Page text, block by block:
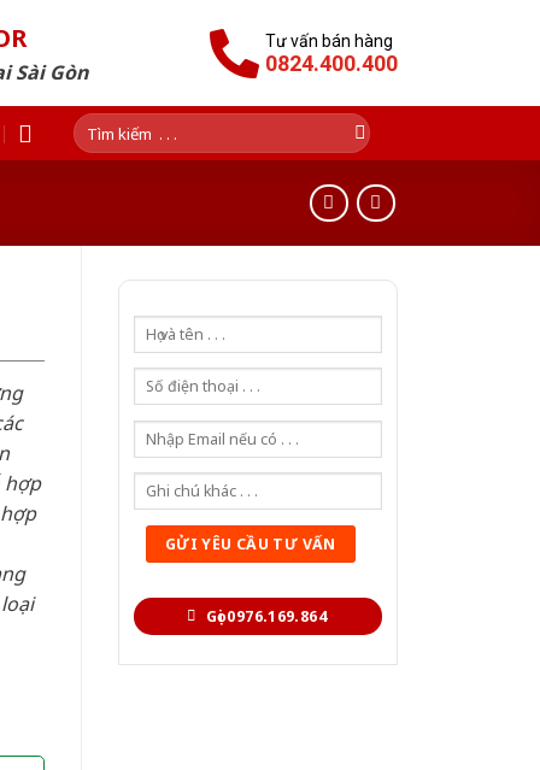
Sài Gòn
Tư vấn bán hàng
0824.400.400
Tìm
kiếm:
Gọi 0976.169.864
hợp